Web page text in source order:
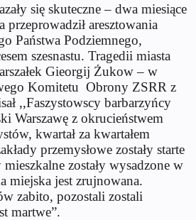
się skuteczne – dwa miesiące
aresztowania
Państwa Podziemnego,
szesnastu. Tragedii miasta
Gieorgij Żukow – w
Komitetu Obrony ZSRR z
,,Faszystowscy barbarzyńcy
Warszawę z okrucieństwem
kwartał za kwartałem
przemysłowe zostały starte
zostały wysadzone w
miejska jest zrujnowana.
zabito, pozostali zostali
martwe”.